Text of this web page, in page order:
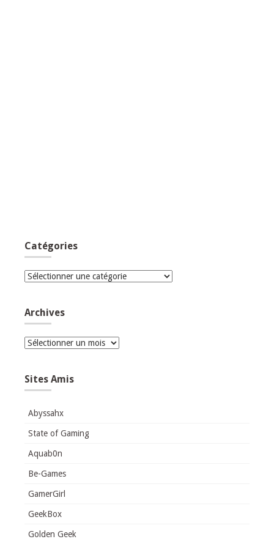
Catégories
Catégories
Archives
Archives
Sites Amis
Abyssahx
State of Gaming
Aquab0n
Be-Games
GamerGirl
GeekBox
Golden Geek